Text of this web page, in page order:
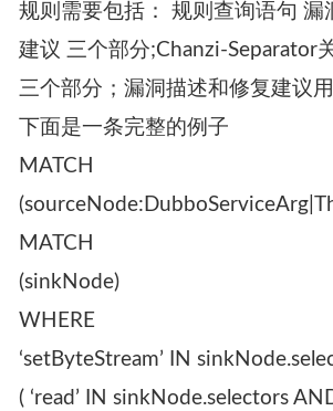
规则需要包括： 规则查询语句 漏
建议 三个部分;Chanzi-Separator
三个部分；漏洞描述和修复建议
下面是一条完整的例子
MATCH
MATCH
(sinkNode)
WHERE
‘setByteStream’ IN
( ‘read’ IN sinkNode.selectors